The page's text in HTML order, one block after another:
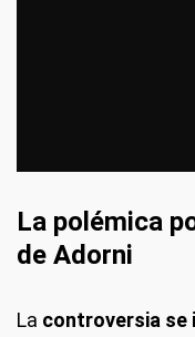
La polémica
de Adorni
La controversia se